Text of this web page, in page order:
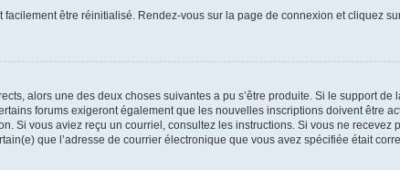
être réinitialisé. Rendez-vous sur la page de connexion et cliquez
alors une des deux choses suivantes a pu s’être produite. Si le support
forums exigeront également que les nouvelles inscriptions doivent être
Si vous aviez reçu un courriel, consultez les instructions. Si vous ne
que l’adresse de courrier électronique que vous avez spécifiée était